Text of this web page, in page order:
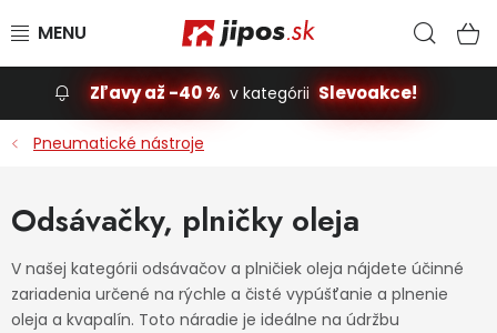
Slevoakce
Záhrada
Zľavy až -40 % v kategórii Slevoakce!
Pneumatické nástroje
Odsávačky, plničky oleja
V našej kategórii odsávačov a plničiek oleja nájdete účinné
zariadenia určené na rýchle a čisté vypúšťanie a plnenie
oleja a kvapalín. Toto náradie je ideálne na údržbu